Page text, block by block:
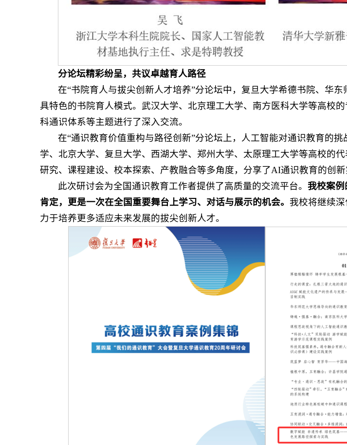
分论坛精彩纷呈，共议卓越育人路径
在“书院育人与拔尖创新人才培养”分论坛中，复旦大学希德书院、华
具特色的书院育人模式。武汉大学、北京理工大学、南方医科大学等高校
科通识体系等主题进行了深入交流。
在“通识教育价值重构与路径创新”分论坛上，人工智能对通识教育的
学、北京大学、复旦大学、西湖大学、郑州大学、太原理工大学等高校的
研究、课程建设、校本探索、产教融合等多角度，分享了AI通识教育的创新
此次研讨会为全国通识教育工作者提供了高质量的交流平台。我校案
肯定，更是一次在全国重要舞台上学习、对话与展示的机会。 我校将继续
力于培养更多适应未来发展的拔尖创新人才。